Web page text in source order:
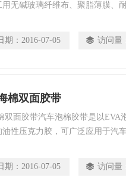
用无碱玻璃纤维布、聚脂薄膜、
适用于各种电线、电缆的耐火绝
期： 2016-07-05 访问量
棉双面胶带
双面胶带汽车泡棉胶带是以EVA
性压克力胶，可广泛应用于汽
。
期： 2016-07-05 访问量